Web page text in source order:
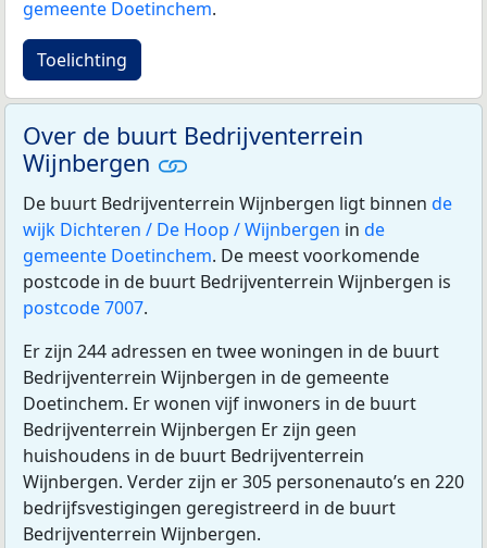
gemeente Doetinchem.
Toelichting
Over de buurt Bedrijventerrein
Wijnbergen
De buurt Bedrijventerrein Wijnbergen ligt binnen de
wijk Dichteren / De Hoop / Wijnbergen in de
gemeente Doetinchem. De meest voorkomende
postcode in de buurt Bedrijventerrein Wijnbergen is
postcode 7007.
Er zijn 244 adressen en twee woningen in de buurt
Bedrijventerrein Wijnbergen in de gemeente
Doetinchem. Er wonen vijf inwoners in de buurt
Bedrijventerrein Wijnbergen Er zijn geen
huishoudens in de buurt Bedrijventerrein
Wijnbergen. Verder zijn er 305 personenauto’s en 220
bedrijfsvestigingen geregistreerd in de buurt
Bedrijventerrein Wijnbergen.